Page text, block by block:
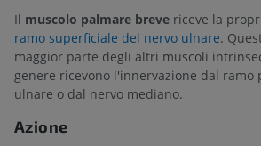
Il muscolo palmare breve riceve la
ramo superficiale del nervo ulnare.
maggior parte degli altri muscoli
genere ricevono l'innervazione dal ramo
ulnare o dal nervo mediano.
Azione